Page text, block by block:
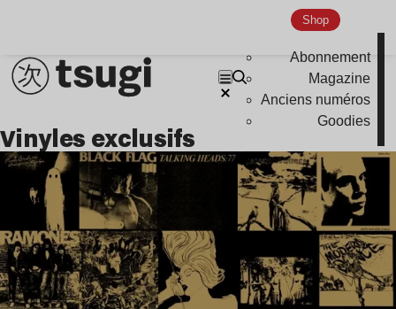
Shop
Abonnement
Magazine
Anciens numéros
Goodies
vinyles exclusifs